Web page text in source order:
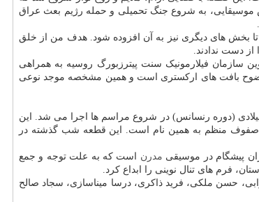
موسیقایی، به شروع جنگ تحمیلی و حمله رژیم بعث عراق
تا بخش های دیگری نیز به آن افزوده شود. هدف من از خلق
دست ندادند.
سازمان فیلارمونیک سنت پیترزبورگ روسیه به همراهی
و وضوح بافت های ارکستری است و همین مشخصه موجد نوعی
موسیقی «پاوانه» اثر گابریل فوره اهنگساز فرانسوی است که در سال ۱۸۸۷ نوشته شده است؛ پاوان رقص اشرافی کُندی بود که بیشتر در سده های ۱۶ تا ۱۷ میلادی (دوره رنسانس) در شروع مراسم ها اجرا می شد. این
در صفوف منظم به همین نام است. این قطعه شب گذشته در
پیشگام در موسیقی مدرن است که به علت توجه و جمع
فرم های تنال نوینی را ابداع کرد.
حسن ملکی، فرید ذاکری، درسا میناسازی، سجاد صالح